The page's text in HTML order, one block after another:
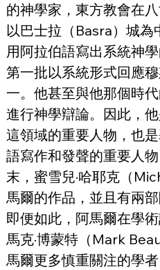
的神學家，東方教會在
以巴士拉（Basra）城為
用阿拉伯語寫出系統神
第一批以系統形式回應
一。他甚至與他那個時
進行神學辯論。因此，
這領域的重要人物，也
語寫作和發聲的重要人
末，蜜雪兒·哈耶克（
馬爾的作品，並且有兩
即便如此，阿馬爾在學術
馬克·博蒙特（Mark
馬爾更多慎重關注的學